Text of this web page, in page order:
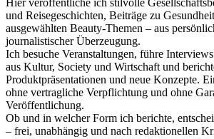
Hier veröffentliche ich stilvolle
und Reisegeschichten, Beiträge zu
ausgewählten Beauty-Themen – aus
journalistischer Überzeugung.
Ich besuche Veranstaltungen, führe
aus Kultur, Society und Wirtschaft und
Produktpräsentationen und neue Konzepte.
ohne vertragliche Verpflichtung und ohne
Veröffentlichung.
Ob und in welcher Form ich berichte,
– frei, unabhängig und nach redaktionellen